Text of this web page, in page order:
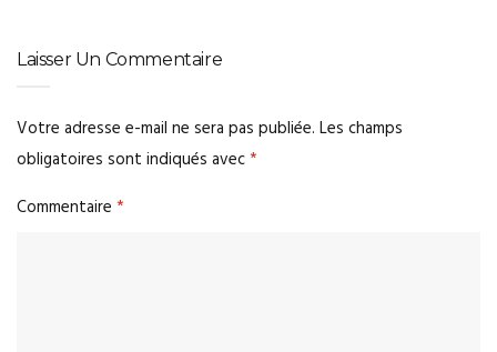
Laisser Un Commentaire
Votre adresse e-mail ne sera pas publiée. Les champs
obligatoires sont indiqués avec*
Commentaire *